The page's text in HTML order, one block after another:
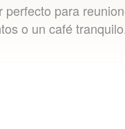
perfecto para
o un café